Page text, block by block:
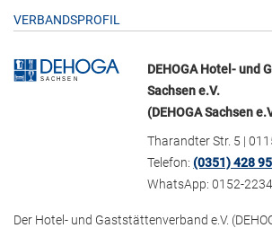
VERBANDSPROFIL
DEHOGA Hotel- und
Sachsen e.V.
(DEHOGA Sachsen
Tharandter Str. 5 |
Telefon:(0351) 428
WhatsApp: 0152-
Der Hotel- und Gaststättenverband e.V.